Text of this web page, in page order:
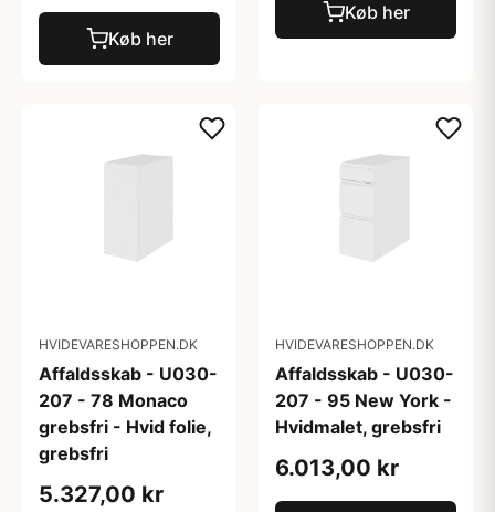
Køb her
Køb her
HVIDEVARESHOPPEN.DK
Affaldsskab - U030-
207 - 78 Monaco
grebsfri - Hvid folie,
grebsfri
5.327,00 kr
HVIDEVARESHOPPEN.DK
Affaldsskab - U030-
207 - 95 New York -
Hvidmalet, grebsfri
6.013,00 kr